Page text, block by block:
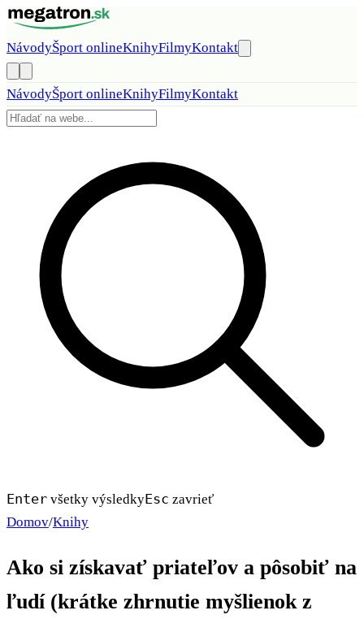
Preskočiť na obsah
NávodyŠport onlineKnihyFilmyKontakt
NávodyŠport onlineKnihyFilmyKontakt
Enter všetky výsledkyEsc zavrieť
Domov/Knihy
Ako si získavať priateľov a pôsobiť na
ľudí (krátke zhrnutie myšlienok z